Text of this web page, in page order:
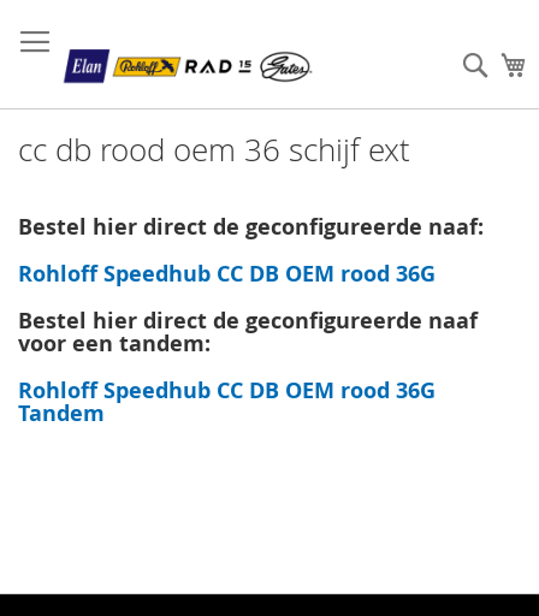
cc db rood oem 36 schijf ext
Bestel hier direct de geconfigureerde naaf:
Rohloff Speedhub CC DB OEM rood 36G
Bestel hier direct de geconfigureerde naaf
voor een tandem:
Rohloff Speedhub CC DB OEM rood 36G
Tandem